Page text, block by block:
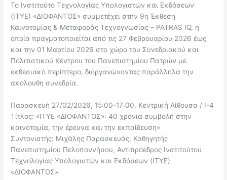
Το Ινστιτούτο Τεχνολογίας Υπολογιστών και Εκδόσεων
(ΙΤΥΕ) «ΔΙΟΦΑΝΤΟΣ» συμμετέχει στην 9η Έκθεση
Καινοτομίας & Μεταφοράς Τεχνογνωσίας – PATRAS IQ, η
οποία πραγματοποιείται από τις 27 Φεβρουαρίου 2026 έως
και την 01 Μαρτίου 2026 στο χώρο του Συνεδριακού και
Πολιτιστικού Κέντρου του Πανεπιστημίου Πατρών με
εκθεσιακό περίπτερο, διοργανώνοντας παράλληλα την
ακόλουθη συνεδρία.
Παρασκευή 27/02/2026, 15:00-17:00, Κεντρική Αίθουσα / I-4
Τίτλος: «ΙΤΥΕ «ΔΙΟΦΑΝΤΟΣ»: 40 χρόνια συμβολή στην
καινοτομία, την έρευνα και την εκπαίδευση»
Συντονιστής: Μιχάλης Παρασκευάς, Καθηγητής
Πανεπιστημίου Πελοποννήσου, Αντιπρόεδρος Ινστιτούτου
Τεχνολογίας Υπολογιστών και Εκδόσεων (ΙΤΥΕ)
«ΔΙΟΦΑΝΤΟΣ»